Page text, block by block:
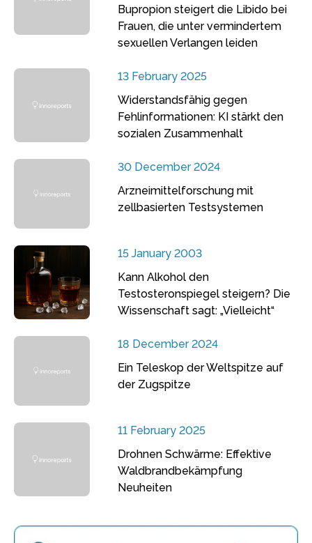
Bupropion steigert die Libido bei
Frauen, die unter vermindertem
sexuellen Verlangen leiden
13 February 2025
Widerstandsfähig gegen
Fehlinformationen: KI stärkt den
sozialen Zusammenhalt
30 December 2024
Arzneimittelforschung mit
zellbasierten Testsystemen
15 January 2003
Kann Alkohol den
Testosteronspiegel steigern? Die
Wissenschaft sagt: „Vielleicht“
18 December 2024
Ein Teleskop der Weltspitze auf
der Zugspitze
11 February 2025
Drohnen Schwärme: Effektive
Waldbrandbekämpfung
Neuheiten